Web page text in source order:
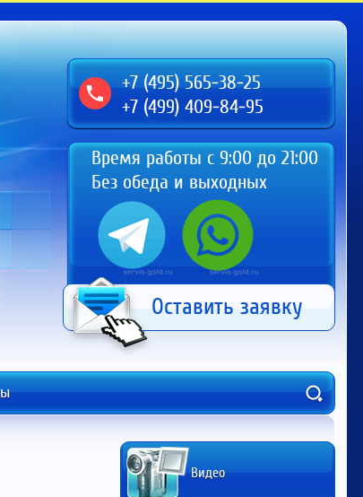
+7 (495) 565-38-25
+7 (499) 409-84-95
Время работы с 9:00 до 21:00
Без обеда и выходных
Оставить заявку
Видео